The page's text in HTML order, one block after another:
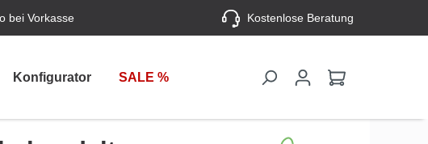
bei Vorkasse Kostenlose Beratung
Konfigurator SALE %